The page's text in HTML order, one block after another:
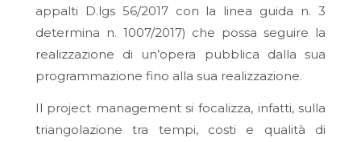
appalti D.lgs 56/2017 con la linea guida n. 3
determina n. 1007/2017) che possa seguire la
realizzazione di un’opera pubblica dalla sua
programmazione fino alla sua realizzazione.
Il project management si focalizza, infatti, sulla
triangolazione tra tempi, costi e qualità di